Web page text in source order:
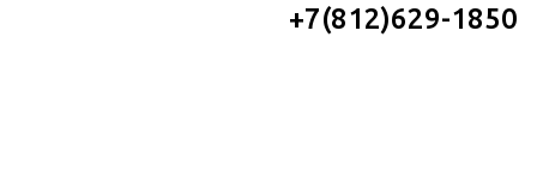
+7(812)629-1850